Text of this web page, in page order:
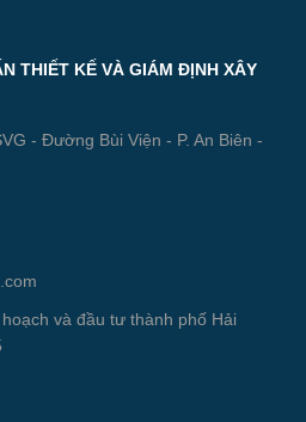
THIẾT KẾ VÀ GIÁM ĐỊNH XÂY
- Đường Bùi Viện - P. An Biên -
và đầu tư thành phố Hải